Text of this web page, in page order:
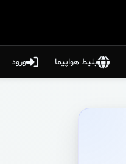
بلیط هواپیما ورود